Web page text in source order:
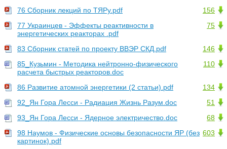
156
76 Сборник лекций по ТЯРу.pdf
75
77 Украинцев - Эффекты реактивности в
энергетических реакторах .pdf
146
83 Сборник статей по проекту ВВЭР СКД.pdf
110
85_Кузьмин - Методика нейтронно-физического
расчета быстрых реакторов.doc
134
86 Развитие атомной энергетики (2 статьи).pdf
51
92_Ян Гора Лесси - Радиация Жизнь Разум.doc
68
93_Ян Гора Лесси - Ядерное электричество.doc
603
98 Наумов - Физические основы безопасности ЯР (без
картинок).pdf